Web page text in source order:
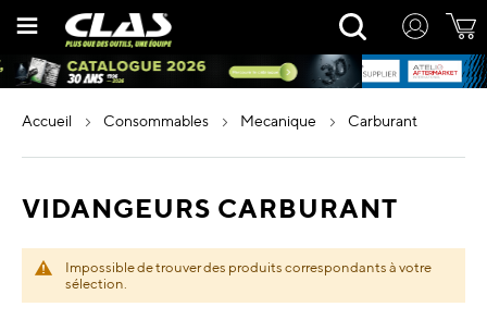
contenu
Rechercher
accueil consommables mecanique carburant
VIDANGEURS CARBURANT
Impossible de trouver des produits correspondants à votre
sélection.